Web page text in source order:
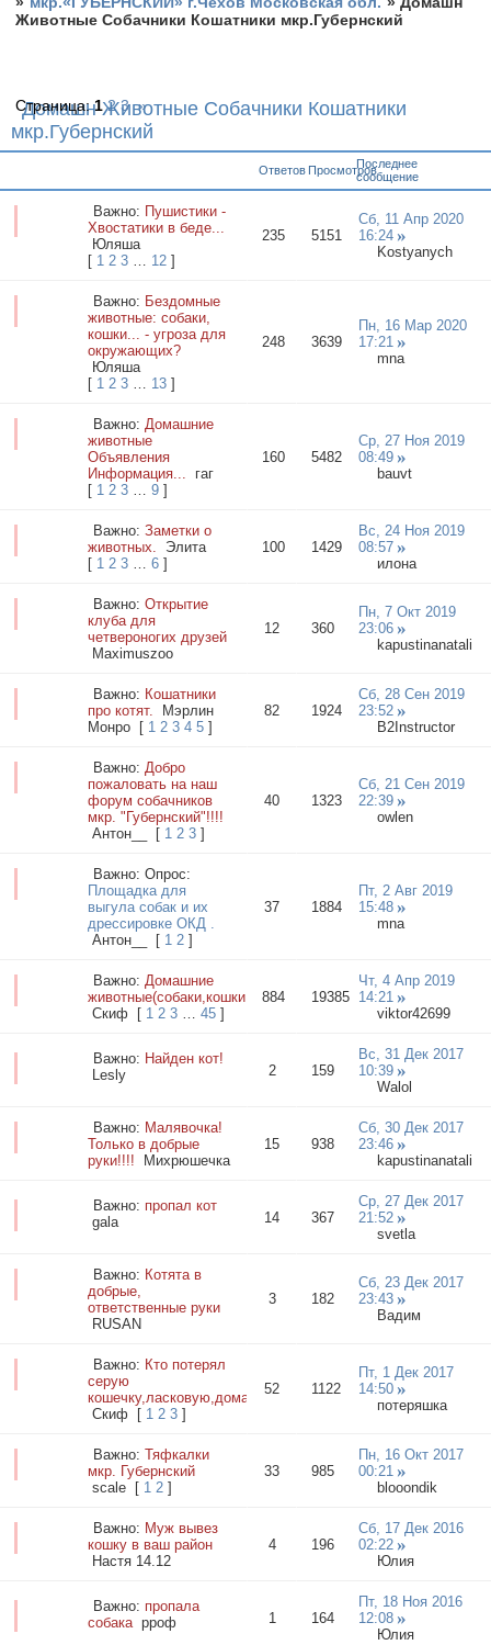
Животные Собачники Кошатники мкр.Губернский
Домашн Животные Собачники Кошатники
мкр.Губернский
Страница:1 2 3 »
Ответов ПросмотровПоследнее
сообщение
Важно: Пушистики -
Хвостатики в беде...
Юляша
[ 1 2 3 … 12 ]
235 5151
Сб, 11 Апр 2020
16:24
Kostyanych
Важно: Бездомные
животные: собаки,
кошки... - угроза для
окружающих?
Юляша
[ 1 2 3 … 13 ]
248 3639
Пн, 16 Мар 2020
17:21
mna
Важно: Домашние
животные
Объявления
Информация...
гаг
[ 1 2 3 … 9 ]
160 5482
Ср, 27 Ноя 2019
08:49
bauvt
Важно: Заметки о
животных.
Элита
[ 1 2 3 … 6 ]
100 1429
Вс, 24 Ноя 2019
08:57
илона
Важно: Открытие
клуба для
четвероногих друзей
Maximuszoo
12 360
Пн, 7 Окт 2019
23:06
kapustinanatali
Важно: Кошатники
про котят.
Мэрлин
Монро
[ 1 2 3 4 5 ]
82 1924
Сб, 28 Сен 2019
23:52
B2Instructor
Важно: Добро
пожаловать на наш
форум собачников
мкр. "Губернский"!!!!
Антон__
[ 1 2 3 ]
40 1323
Сб, 21 Сен 2019
22:39
owlen
Важно: Опрос:
Площадка для
выгула собак и их
дрессировке ОКД .
Антон__
[ 1 2 ]
37 1884
Пт, 2 Авг 2019
15:48
mna
Важно: Домашние
животные(собаки,кошки,птички,рыбки...)
Cкиф
[ 1 2 3 … 45 ]
884 19385
Чт, 4 Апр 2019
14:21
viktor42699
Важно: Найден кот!
Lesly
2 159
Вс, 31 Дек 2017
10:39
Walol
Важно: Малявочка!
Только в добрые
руки!!!!
Михрюшечка
15 938
Сб, 30 Дек 2017
23:46
kapustinanatali
Важно: пропал кот
galа
14 367
Ср, 27 Дек 2017
21:52
svetla
Важно: Котята в
добрые,
ответственные руки
RUSAN
3 182
Сб, 23 Дек 2017
23:43
Вадим
Важно: Кто потерял
серую
кошечку,ласковую,домашнюю?
Cкиф
[ 1 2 3 ]
52 1122
Пт, 1 Дек 2017
14:50
потеряшка
Важно: Тяфкалки
мкр. Губернский
scale
[ 1 2 ]
33 985
Пн, 16 Окт 2017
00:21
blooondik
Важно: Муж вывез
кошку в ваш район
Настя 14.12
4 196
Сб, 17 Дек 2016
02:22
Юлия
Важно: пропала
собака ppoф 1 164
Пт, 18 Ноя 2016
12:08
Юлия